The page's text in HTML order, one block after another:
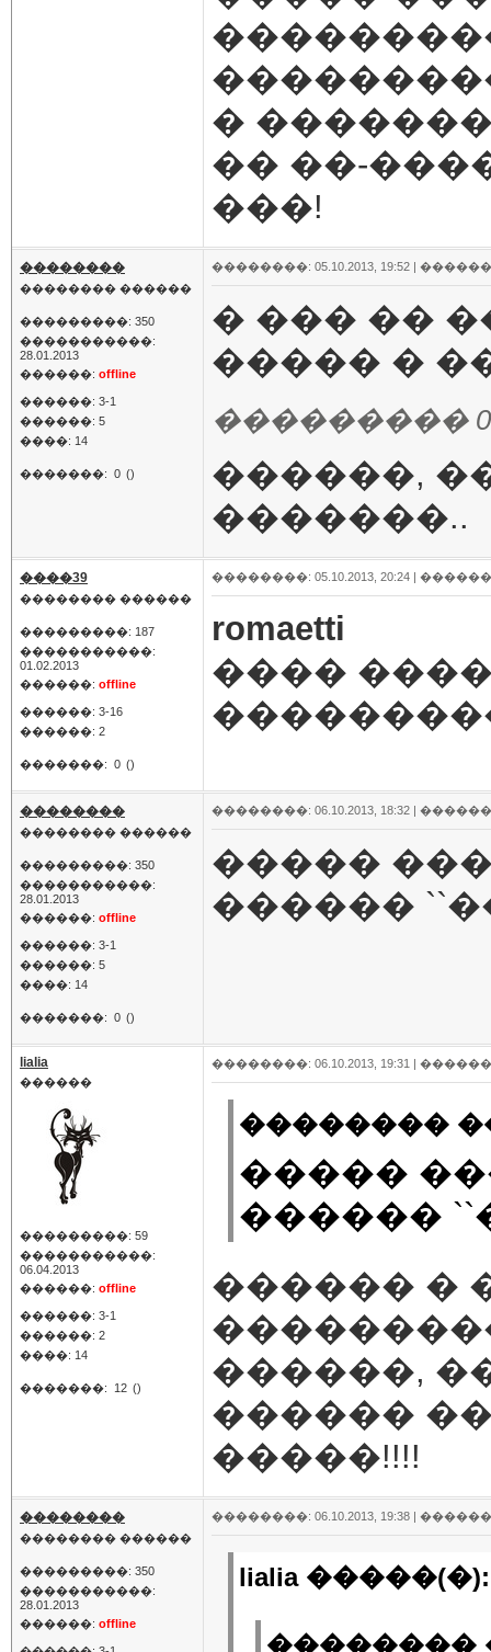
�
�� ��-
���!
��������
�������� ������
���������: 350
�����������:
28.01.2013
������: offline
������: 3-1
������: 5
����: 14
�������: 0 ()
��������: 05.10.2013, 19:52 |
� ��� ��
����� �
���������
������,
�������..
����39
�������� ������
���������: 187
�����������:
01.02.2013
������: offline
������: 3-16
������: 2
�������: 0 ()
��������: 05.10.2013, 20:24 |
romaetti
����
��������
�������� ������
���������: 350
�����������:
28.01.2013
������: offline
������: 3-1
������: 5
����: 14
�������: 0 ()
��������: 06.10.2013, 18:32 |
�����
������
lialia
������
���������: 59
�����������:
06.04.2013
������: offline
������: 3-1
������: 2
����: 14
�������: 12 ()
��������: 06.10.2013, 19:31 |
��������
�����
������
������ �
������,
������
�����!!!!
��������
�������� ������
���������: 350
�����������:
28.01.2013
������: offline
��������: 06.10.2013, 19:38 |
lialia �����(�):
��������